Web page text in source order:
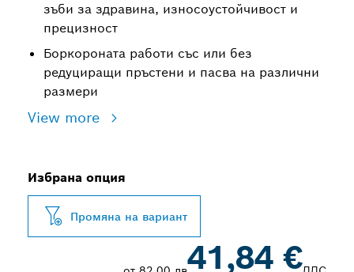
зъби за здравина, износоустойчивост и
прецизност
Боркороната работи със или без
редуциращи пръстени и пасва на различни
размери
View more
Избрана опция
Промяна на вариант
41,84 €